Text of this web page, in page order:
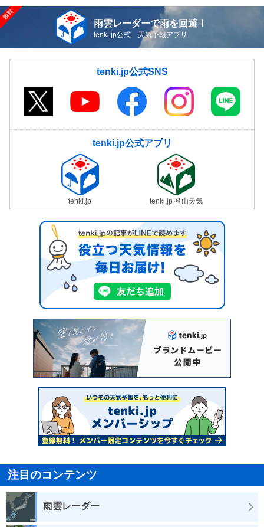
雨雲レーダーで雨を回避！
tenki.jp公式 天気予報アプリ
tenki.jp公式SNS
tenki.jp公式アプリ
tenki.jp tenki.jp 登山天気
注目のコンテンツ
雨雲レーダー